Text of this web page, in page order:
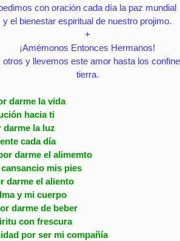
con oración cada día la paz mundial
y el bienestar espiritual de nuestro projimo.
+
¡Amémonos Entonces Hermanos!
otros y llevemos este amor hasta los
tierra.
darme la vida
hacia ti
darme la luz
cada día
darme el alimemto
mis pies
darme el aliento
y mi cuerpo
darme de beber
con frescura
por ser mi compañía